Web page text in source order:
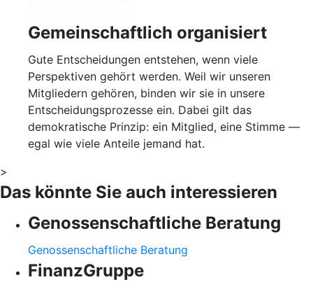
Gemeinschaftlich organisiert
Gute Entscheidungen entstehen, wenn viele
Perspektiven gehört werden. Weil wir unseren
Mitgliedern gehören, binden wir sie in unsere
Entscheidungsprozesse ein. Dabei gilt das
demokratische Prinzip: ein Mitglied, eine Stimme —
egal wie viele Anteile jemand hat.
>
Das könnte Sie auch interessieren
Genossenschaftliche Beratung
Genossenschaftliche Beratung
FinanzGruppe